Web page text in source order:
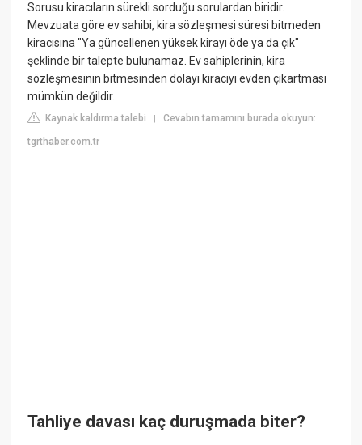
Sorusu kiracıların sürekli sorduğu sorulardan biridir.
Mevzuata göre ev sahibi, kira sözleşmesi süresi bitmeden
kiracısına "Ya güncellenen yüksek kirayı öde ya da çık"
şeklinde bir talepte bulunamaz. Ev sahiplerinin, kira
sözleşmesinin bitmesinden dolayı kiracıyı evden çıkartması
mümkün değildir.
Kaynak kaldırma talebi |Cevabın tamamını burada okuyun:
tgrthaber.com.tr
Tahliye davası kaç duruşmada biter?